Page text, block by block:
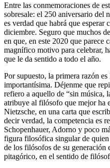
Entre las conmemoraciones de
sobresale: el 250 aniversario del
es verdad que habrá que esperar
diciembre. Seguro que muchos
en que, en este 2020 que parece
magnífico motivo para celebrar,
que le da sentido a todo el año.
Por supuesto, la primera razón
importantísima. Déjenme que
refiero a aquello de “sin música,
atribuye al filósofo que mejor ha
Nietzsche, en una carta que
decir verdad, la competencia es
Schopenhauer, Adorno y poco
figura filosófica singular de
de los filósofos de su generación
pitagórico, en el sentido de